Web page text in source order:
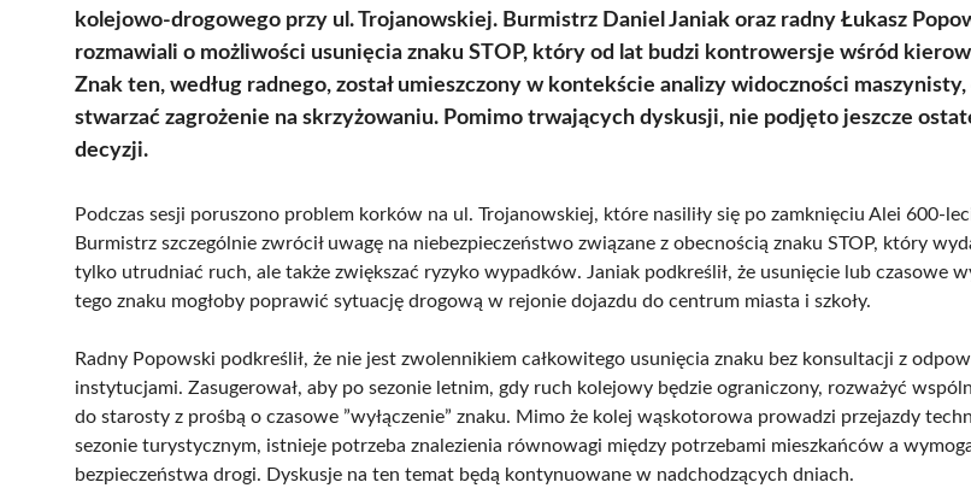
kolejowo-drogowego przy ul. Trojanowskiej. Burmistrz Daniel Janiak oraz radny Łukasz
rozmawiali o możliwości usunięcia znaku STOP, który od lat budzi kontrowersje wśród
Znak ten, według radnego, został umieszczony w kontekście analizy widoczności maszynisty,
stwarzać zagrożenie na skrzyżowaniu. Pomimo trwających dyskusji, nie podjęto jeszcze
decyzji.
Podczas sesji poruszono problem korków na ul. Trojanowskiej, które nasiliły się po zamknięciu Alei 600-
Burmistrz szczególnie zwrócił uwagę na niebezpieczeństwo związane z obecnością znaku STOP, który
tylko utrudniać ruch, ale także zwiększać ryzyko wypadków. Janiak podkreślił, że usunięcie lub czasowe
tego znaku mogłoby poprawić sytuację drogową w rejonie dojazdu do centrum miasta i szkoły.
Radny Popowski podkreślił, że nie jest zwolennikiem całkowitego usunięcia znaku bez konsultacji z
instytucjami. Zasugerował, aby po sezonie letnim, gdy ruch kolejowy będzie ograniczony, rozważyć
do starosty z prośbą o czasowe ”wyłączenie” znaku. Mimo że kolej wąskotorowa prowadzi przejazdy
sezonie turystycznym, istnieje potrzeba znalezienia równowagi między potrzebami mieszkańców a
bezpieczeństwa drogi. Dyskusje na ten temat będą kontynuowane w nadchodzących dniach.